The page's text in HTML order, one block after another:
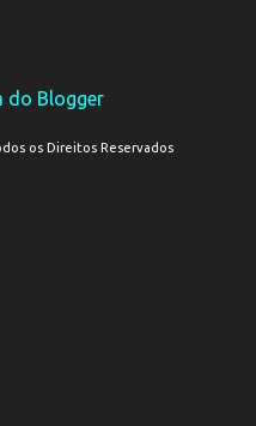
do Blogger
os Direitos Reservados